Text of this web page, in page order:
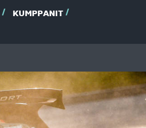
KUMPPANIT